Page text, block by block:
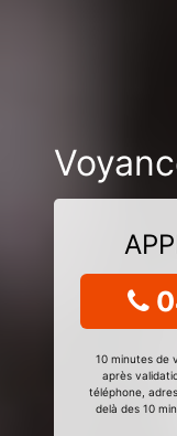
10 minutes de
après
téléphone,
delà des 10